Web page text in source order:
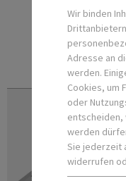
Wir binden
Adresse an
werden.
Cookies, um
oder
entscheiden,
werden
Sie jederzeit
widerrufen